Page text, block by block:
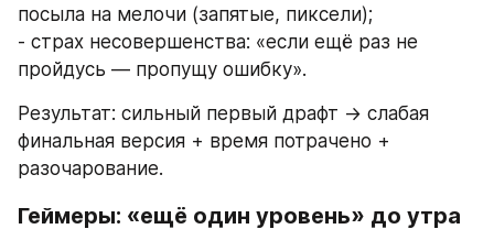
посыла на мелочи (запятые, пиксели);
- страх несовершенства: «если ещё раз не
пройдусь — пропущу ошибку».
Результат: сильный первый драфт → слабая
финальная версия + время потрачено +
разочарование.
Геймеры: «ещё один уровень» до утра